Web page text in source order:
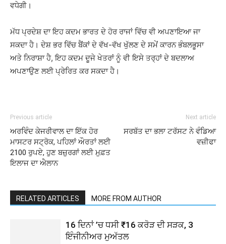
ਵਧੇਗੀ।
ਮੱਧ ਪ੍ਰਦੇਸ਼ ਦਾ ਇਹ ਕਦਮ ਭਾਰਤ ਦੇ ਹੋਰ ਰਾਜਾਂ ਵਿੱਚ ਵੀ ਅਪਣਾਇਆ ਜਾ
ਸਕਦਾ ਹੈ। ਦੇਸ਼ ਭਰ ਵਿੱਚ ਬੈਂਕਾਂ ਦੇ ਵੱਖ-ਵੱਖ ਖੁੱਲਣ ਦੇ ਸਮੇਂ ਕਾਰਨ ਭੰਬਲਭੂਸਾ
ਅਤੇ ਨਿਰਾਸ਼ਾ ਹੈ, ਇਹ ਕਦਮ ਦੂਜੇ ਖੇਤਰਾਂ ਨੂੰ ਵੀ ਇਸੇ ਤਰ੍ਹਾਂ ਦੇ ਬਦਲਾਅ
ਅਪਣਾਉਣ ਲਈ ਪ੍ਰੇਰਿਤ ਕਰ ਸਕਦਾ ਹੈ।
Previous article
ਅਰਵਿੰਦ ਕੇਜਰੀਵਾਲ ਦਾ ਇੱਕ ਹੋਰ
ਮਾਸਟਰ ਸਟ੍ਰੋਕ, ਪਹਿਲਾਂ ਔਰਤਾਂ ਲਈ
2100 ਰੁਪਏ, ਹੁਣ ਬਜ਼ੁਰਗਾਂ ਲਈ ਮੁਫ਼ਤ
ਇਲਾਜ ਦਾ ਐਲਾਨ
Next article
ਸਰਬੱਤ ਦਾ ਭਲਾ ਟਰੱਸਟ ਨੇ ਵੰਡਿਆ
ਵਜ਼ੀਫਾ
RELATED ARTICLES MORE FROM AUTHOR
16 ਦਿਨਾਂ ’ਚ ਧਸੀ ₹16 ਕਰੋੜ ਦੀ ਸੜਕ, 3
ਇੰਜੀਨੀਅਰ ਮੁਅੱਤਲ